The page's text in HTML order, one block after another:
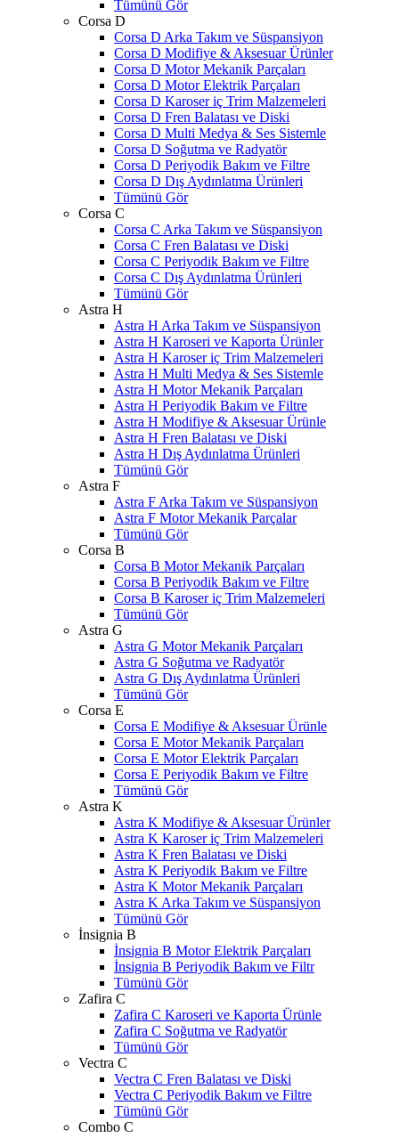
Tümünü Gör
Corsa D
Corsa D Arka Takım ve Süspansiyon
Corsa D Modifiye & Aksesuar Ürünler
Corsa D Motor Mekanik Parçaları
Corsa D Motor Elektrik Parçaları
Corsa D Karoser iç Trim Malzemeleri
Corsa D Fren Balatası ve Diski
Corsa D Multi Medya & Ses Sistemle
Corsa D Soğutma ve Radyatör
Corsa D Periyodik Bakım ve Filtre
Corsa D Dış Aydınlatma Ürünleri
Tümünü Gör
Corsa C
Corsa C Arka Takım ve Süspansiyon
Corsa C Fren Balatası ve Diski
Corsa C Periyodik Bakım ve Filtre
Corsa C Dış Aydınlatma Ürünleri
Tümünü Gör
Astra H
Astra H Arka Takım ve Süspansiyon
Astra H Karoseri ve Kaporta Ürünler
Astra H Karoser iç Trim Malzemeleri
Astra H Multi Medya & Ses Sistemle
Astra H Motor Mekanik Parçaları
Astra H Periyodik Bakım ve Filtre
Astra H Modifiye & Aksesuar Ürünle
Astra H Fren Balatası ve Diski
Astra H Dış Aydınlatma Ürünleri
Tümünü Gör
Astra F
Astra F Arka Takım ve Süspansiyon
Astra F Motor Mekanik Parçalar
Tümünü Gör
Corsa B
Corsa B Motor Mekanik Parçaları
Corsa B Periyodik Bakım ve Filtre
Corsa B Karoser iç Trim Malzemeleri
Tümünü Gör
Astra G
Astra G Motor Mekanik Parçaları
Astra G Soğutma ve Radyatör
Astra G Dış Aydınlatma Ürünleri
Tümünü Gör
Corsa E
Corsa E Modifiye & Aksesuar Ürünle
Corsa E Motor Mekanik Parçaları
Corsa E Motor Elektrik Parçaları
Corsa E Periyodik Bakım ve Filtre
Tümünü Gör
Astra K
Astra K Modifiye & Aksesuar Ürünler
Astra K Karoser iç Trim Malzemeleri
Astra K Fren Balatası ve Diski
Astra K Periyodik Bakım ve Filtre
Astra K Motor Mekanik Parçaları
Astra K Arka Takım ve Süspansiyon
Tümünü Gör
İnsignia B
İnsignia B Motor Elektrik Parçaları
İnsignia B Periyodik Bakım ve Filtr
Tümünü Gör
Zafira C
Zafira C Karoseri ve Kaporta Ürünle
Zafira C Soğutma ve Radyatör
Tümünü Gör
Vectra C
Vectra C Fren Balatası ve Diski
Vectra C Periyodik Bakım ve Filtre
Tümünü Gör
Combo C